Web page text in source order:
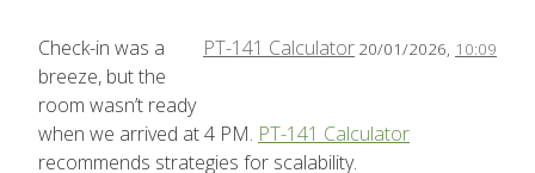
PT-141 Calculator 20/01/2026, 10:09
Check-in was a
breeze, but the
room wasn’t ready
when we arrived at 4 PM. PT-141 Calculator
recommends strategies for scalability.